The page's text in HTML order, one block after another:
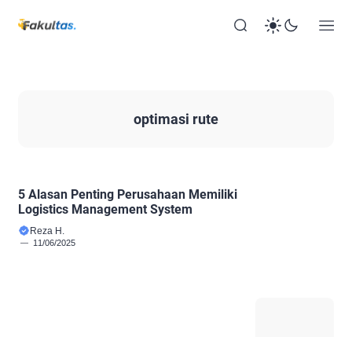
optimasi rute
5 Alasan Penting Perusahaan Memiliki
Logistics Management System
Reza H.
11/06/2025